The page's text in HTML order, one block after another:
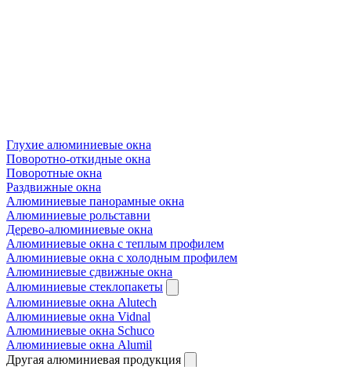
Глухие алюминиевые окна
Поворотно-откидные окна
Поворотные окна
Раздвижные окна
Алюминиевые панорамные окна
Алюминиевые рольставни
Дерево-алюминиевые окна
Алюминиевые окна с теплым профилем
Алюминиевые окна с холодным профилем
Алюминиевые сдвижные окна
Алюминиевые стеклопакеты
Алюминиевые окна Alutech
Алюминиевые окна Vidnal
Алюминиевые окна Schuco
Алюминиевые окна Alumil
Другая алюминиевая продукция